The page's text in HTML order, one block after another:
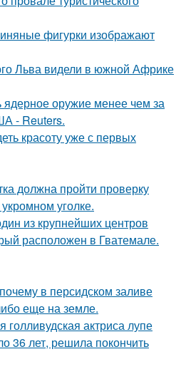
фигурки изображают
Льва видели в южной Африке
ядерное оружие менее чем за
- Reuters.
красоту уже с первых
должна пройти проверку
уголке.
из крупнейших центров
расположен в Гватемале.
в персидском заливе
еще на земле.
голливудская актриса лупе
36 лет, решила покончить